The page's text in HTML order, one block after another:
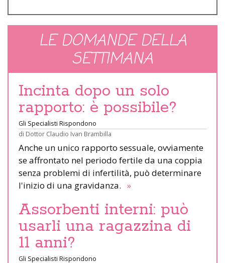
LE DOMANDE DELLA
SETTIMANA
Incinta dopo un solo
rapporto: è possibile?
Gli Specialisti Rispondono
di Dottor Claudio Ivan Brambilla
Anche un unico rapporto sessuale, ovviamente
se affrontato nel periodo fertile da una coppia
senza problemi di infertilità, può determinare
l'inizio di una gravidanza. »
Assorbenti interni: può
usarli una ragazzina di
11 anni?
Gli Specialisti Rispondono